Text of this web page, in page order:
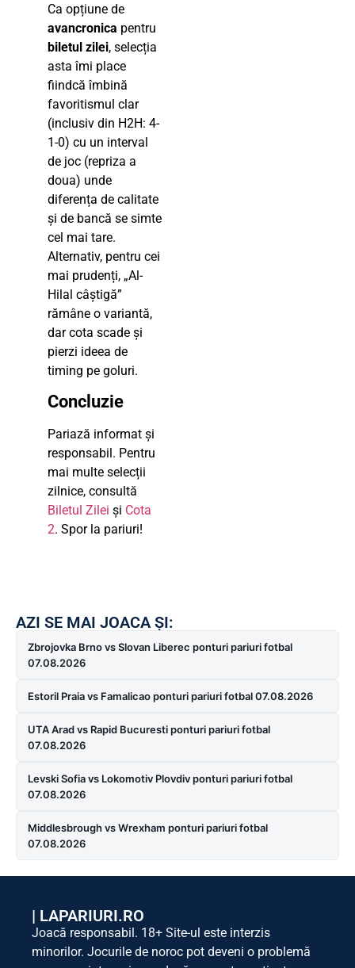
Ca opțiune de
avancronica pentru
biletul zilei, selecția
asta îmi place
fiindcă îmbină
favoritismul clar
(inclusiv din H2H: 4-
1-0) cu un interval
de joc (repriza a
doua) unde
diferența de calitate
și de bancă se simte
cel mai tare.
Alternativ, pentru cei
mai prudenți, „Al-
Hilal câștigă”
rămâne o variantă,
dar cota scade și
pierzi ideea de
timing pe goluri.
Concluzie
Pariază informat și
responsabil. Pentru
mai multe selecții
zilnice, consultă
Biletul Zilei și Cota
2. Spor la pariuri!
AZI SE MAI JOACA ȘI:
Zbrojovka Brno vs Slovan Liberec ponturi pariuri fotbal
07.08.2026
Estoril Praia vs Famalicao ponturi pariuri fotbal 07.08.2026
UTA Arad vs Rapid Bucuresti ponturi pariuri fotbal
07.08.2026
Levski Sofia vs Lokomotiv Plovdiv ponturi pariuri fotbal
07.08.2026
Middlesbrough vs Wrexham ponturi pariuri fotbal
07.08.2026
| LAPARIURI.RO
Joacă responsabil. 18+ Site-ul este interzis
minorilor. Jocurile de noroc pot deveni o problemă